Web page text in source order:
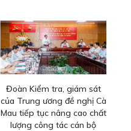
Đoàn Kiểm tra, giám sát
của Trung ương đề nghị Cà
Mau tiếp tục nâng cao chất
lượng công tác cán bộ